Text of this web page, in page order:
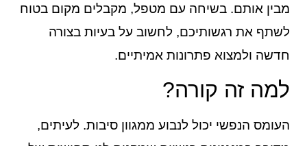
מבין אותם. בשיחה עם מטפל, מקבלים מקום בטוח
לשתף את רגשותיכם, לחשוב על בעיות בצורה
חדשה ולמצוא פתרונות אמיתיים.
למה זה קורה?
העומס הנפשי יכול לנבוע ממגוון סיבות. לעיתים,